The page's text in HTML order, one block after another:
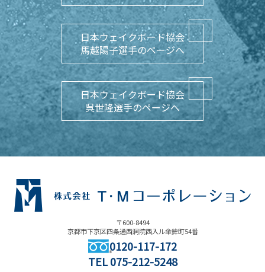
日本ウェイクボード協会
馬越陽子選手のページへ
日本ウェイクボード協会
呉世隆選手のページへ
〒600-8494
京都市下京区四条通西洞院西入ル傘鉾町54番
0120-117-172
TEL075-212-5248